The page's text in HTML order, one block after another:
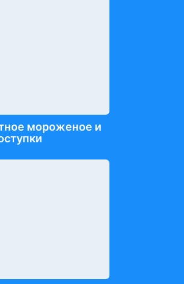
мороженое и